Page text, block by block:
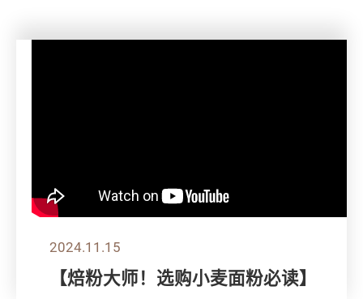
2024.11.15
【焙粉大师！选购小麦面粉必读】